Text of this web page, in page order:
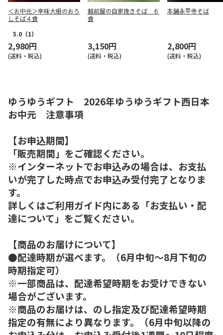
＜お中元＞辛味大根のおろ
しそば４食
5.0 （1）
2,980円
(送料・税込)
越前屋の自家挽きそば ６
食
3,150円
(送料・税込)
本舗永平寺そば
2,800円
(送料・税込)
ゆうゆうギフト 2026年ゆうゆうギフト西日本
お中元 注意事項
【お申込期間】
「販売期間」をご確認ください。
※インターネットでお申込みの場合は、お支払
いが完了した時点でお申込み受付完了となりま
す。
詳しくはご利用ガイド内にある「お支払い・配
達について」をご覧ください。
【商品のお届けについて】
●配達時期が選べます。（6月中旬～8月下旬の
時期指定可）
※一部商品は、配達希望時期をお受けできない
場合がございます。
※商品のお届けは、のし指定及び配達希望時期
指定の有無により異なります。（6月中旬以降の